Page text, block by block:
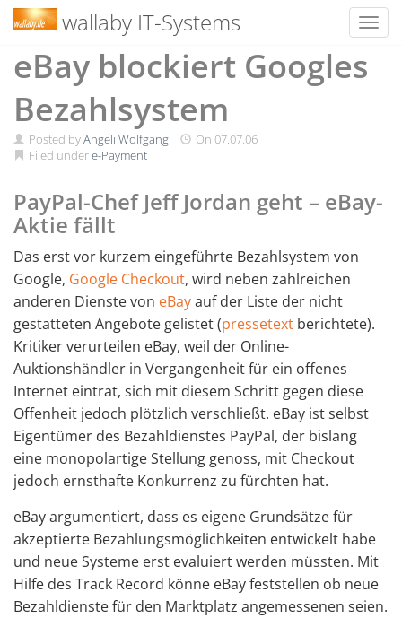
wallaby IT-Systems
eBay blockiert Googles
Bezahlsystem
Posted byAngeli Wolfgang On 07.07.06
Filed undere-Payment
PayPal-Chef Jeff Jordan geht – eBay-
Aktie fällt
Das erst vor kurzem eingeführte Bezahlsystem von
Google, Google Checkout, wird neben zahlreichen
anderen Dienste von eBayauf der Liste der nicht
gestatteten Angebote gelistet (pressetext berichtete).
Kritiker verurteilen eBay, weil der Online-
Auktionshändler in Vergangenheit für ein offenes
Internet eintrat, sich mit diesem Schritt gegen diese
Offenheit jedoch plötzlich verschließt. eBay ist selbst
Eigentümer des Bezahldienstes PayPal, der bislang
eine monopolartige Stellung genoss, mit Checkout
jedoch ernsthafte Konkurrenz zu fürchten hat.
eBay argumentiert, dass es eigene Grundsätze für
akzeptierte Bezahlungsmöglichkeiten entwickelt habe
und neue Systeme erst evaluiert werden müssten. Mit
Hilfe des Track Record könne eBay feststellen ob neue
Bezahldienste für den Marktplatz angemessenen seien.